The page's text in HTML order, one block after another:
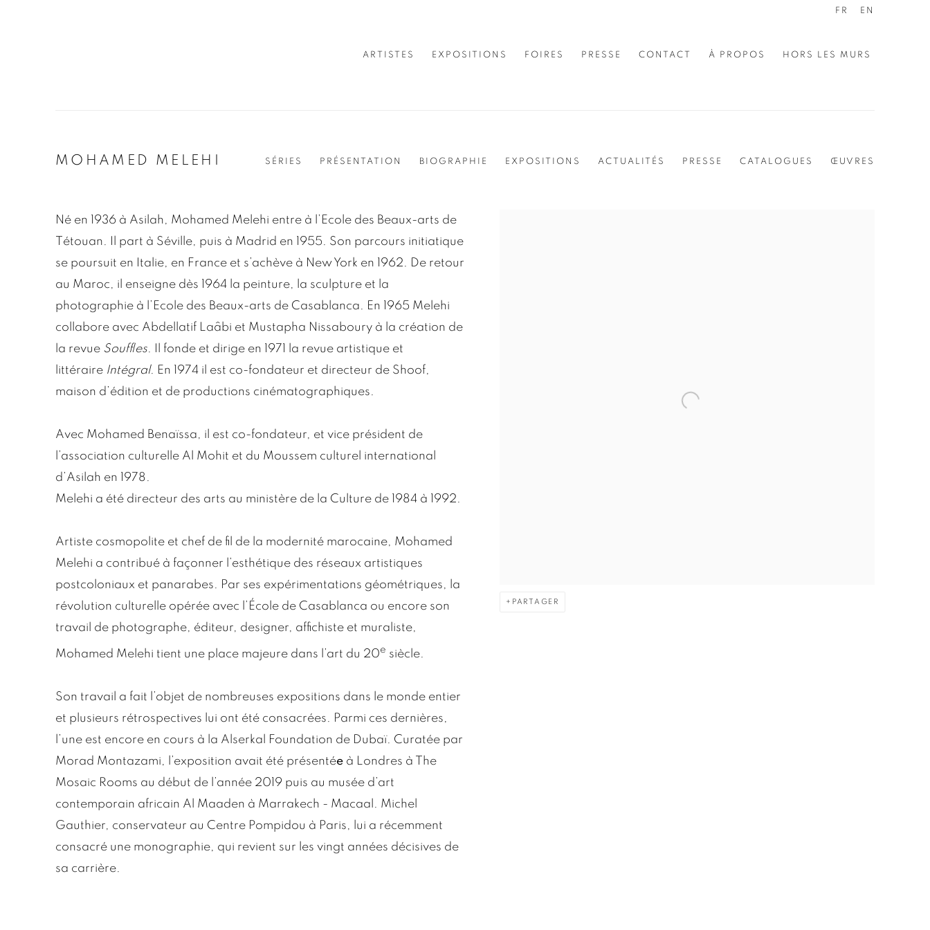
ARTISTES EXPOSITIONS FOIRES PRESSE CONTACT À PROPOS HORS LES MURS
FR EN
MOHAMED MELEHI SÉRIES PRÉSENTATION BIOGRAPHIE EXPOSITIONS ACTUALITÉS PRESSE CATALOGUES ŒUVRES
PARTAGER
Né en 1936 à Asilah, Mohamed Melehi entre à l’Ecole des Beaux-arts de
Tétouan. Il part à Séville, puis à Madrid en 1955. Son parcours initiatique
se poursuit en Italie, en France et s’achève à New York en 1962. De retour
au Maroc, il enseigne dès 1964 la peinture, la sculpture et la
photographie à l’Ecole des Beaux-arts de Casablanca. En 1965 Melehi
collabore avec Abdellatif Laâbi et Mustapha Nissaboury à la création de
la revue Souffles. Il fonde et dirige en 1971 la revue artistique et
littéraire Intégral. En 1974 il est co-fondateur et directeur de Shoof,
maison d’édition et de productions cinématographiques.
Avec Mohamed Benaïssa, il est co-fondateur, et vice président de
l’association culturelle Al Mohit et du Moussem culturel international
d’Asilah en 1978.
Melehi a été directeur des arts au ministère de la Culture de 1984 à 1992.
Artiste cosmopolite et chef de fil de la modernité marocaine, Mohamed
Melehi a contribué à façonner l’esthétique des réseaux artistiques
postcoloniaux et panarabes. Par ses expérimentations géométriques, la
révolution culturelle opérée avec l’École de Casablanca ou encore son
travail de photographe, éditeur, designer, affichiste et muraliste,
Mohamed Melehi tient une place majeure dans l’art du 20e siècle.
Son travail a fait l’objet de nombreuses expositions dans le monde entier
et plusieurs rétrospectives lui ont été consacrées. Parmi ces dernières,
l’une est encore en cours à la Alserkal Foundation de Dubaï. Curatée par
Morad Montazami, l’exposition avait été présentée à Londres à The
Mosaic Rooms au début de l’année 2019 puis au musée d’art
contemporain africain Al Maaden à Marrakech - Macaal. Michel
Gauthier, conservateur au Centre Pompidou à Paris, lui a récemment
consacré une monographie, qui revient sur les vingt années décisives de
sa carrière.